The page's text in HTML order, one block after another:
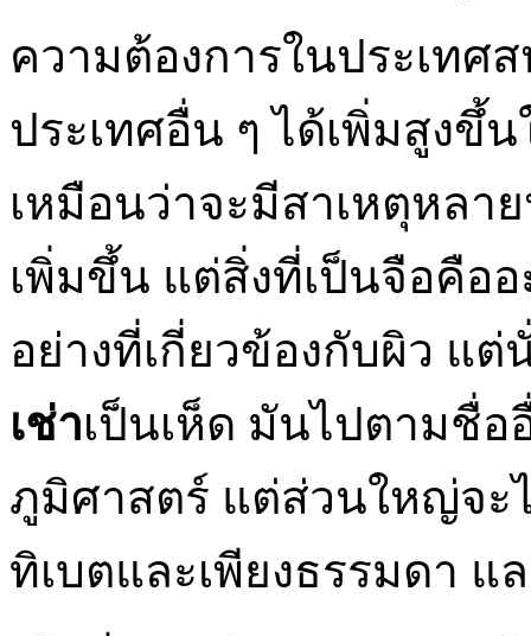
ความต้องการในประเทศ
ประเทศอื่น ๆ ได้เพิ่มสูงขึ้
เหมือนว่าจะมีสาเหตุหลา
เพิ่มขึ้น แต่สิ่งที่เป็นจือคือ
อย่างที่เกี่ยวข้องกับผิว แ
เช่าเป็นเห็ด มันไปตามชื่
ภูมิศาสตร์ แต่ส่วนใหญ่จะ
ทิเบตและเพียงธรรมดา แ